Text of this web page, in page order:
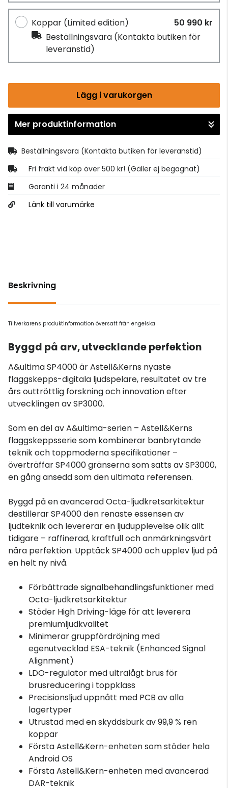
Koppar (Limited edition)
50 990 kr
Beställningsvara (Kontakta butiken för
leveranstid)
Lägg i varukorgen
Gå till kassan
Mer produktinformation
Beställningsvara (Kontakta butiken för leveranstid)
Fri frakt vid köp över 500 kr! (Gäller ej begagnat)
Garanti i 24 månader
Länk till varumärke
Beskrivning
Tillverkarens produktinformation översatt från engelska
Byggd på arv, utvecklande perfektion
A&ultima SP4000 är Astell&Kerns nyaste
flaggskepps-digitala ljudspelare, resultatet av tre
års outtröttlig forskning och innovation efter
utvecklingen av SP3000.
Som en del av A&ultima-serien – Astell&Kerns
flaggskeppsserie som kombinerar banbrytande
teknik och toppmoderna specifikationer –
överträffar SP4000 gränserna som satts av SP3000,
en gång ansedd som den ultimata referensen.
Byggd på en avancerad Octa-ljudkretsarkitektur
destillerar SP4000 den renaste essensen av
ljudteknik och levererar en ljudupplevelse olik allt
tidigare – raffinerad, kraftfull och anmärkningsvärt
nära perfektion. Upptäck SP4000 och upplev ljud på
en helt ny nivå.
Förbättrade signalbehandlingsfunktioner med
Octa-ljudkretsarkitektur
Stöder High Driving-läge för att leverera
premiumljudkvalitet
Minimerar gruppfördröjning med
egenutvecklad ESA-teknik (Enhanced Signal
Alignment)
LDO-regulator med ultralågt brus för
brusreducering i toppklass
Precisionsljud uppnått med PCB av alla
lagertyper
Utrustad med en skyddsburk av 99,9 % ren
koppar
Första Astell&Kern-enheten som stöder hela
Android OS
Första Astell&Kern-enheten med avancerad
DAR-teknik